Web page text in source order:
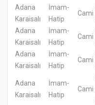
Adana
Karaisalı
İmam-
Hatip
Cami
Adana
Karaisalı
İmam-
Hatip
Cami
Adana
Karaisalı
İmam-
Hatip
Cami
Adana
Karaisalı
İmam-
Hatip
Cami